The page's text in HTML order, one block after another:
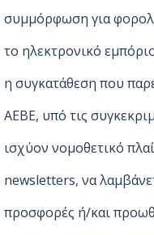
συμμόρφωση για
το ηλεκτρονικό
η συγκατάθεση που
ΑΕΒΕ, υπό τις
ισχύον νομοθετικό
newsletters, να
προσφορές ή/και